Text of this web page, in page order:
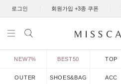
로그인 회원가입 +3종 쿠폰
NEW7% BEST50 TOP
OUTER SHOES&BAG ACC